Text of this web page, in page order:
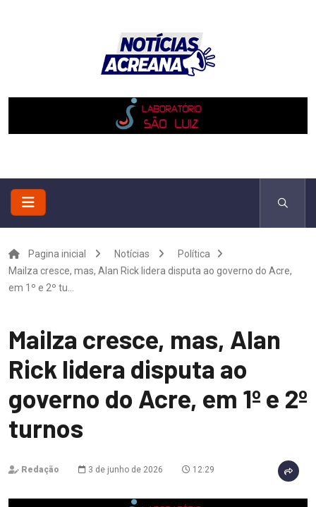
Pagina inicial Notícias
Política
Mailza cresce, mas, Alan Rick lidera disputa ao governo do Acre,
em 1º e 2º tu...
Mailza cresce, mas, Alan
Rick lidera disputa ao
governo do Acre, em 1º e 2º
turnos
Redação 3 de junho de 2026 12:29